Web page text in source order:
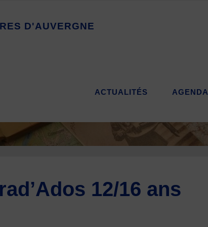
RES D'AUVERGNE
ACTUALITÉS AGENDA
12/16 ans